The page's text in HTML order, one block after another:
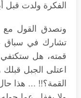
الفكرة ولدت قبل
ونصدق القول مع
تشارك في سباق
قمته، هل
اعتلى الجبل
القمة؟!! … هذا